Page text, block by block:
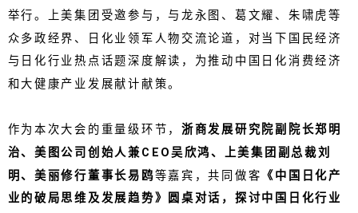
举行。上美集团受邀参与，与龙永图、葛文耀、朱啸虎等
众多政经界、日化业领军人物交流论道，对当下国民经济
与日化行业热点话题深度解读，为推动中国日化消费经济
和大健康产业发展献计献策。
作为本次大会的重量级环节， 浙商发展研究院副院长郑明
治、美图公司创始人兼CEO吴欣鸿、上美集团副总裁刘
明、美丽修行董事长易鸥等嘉宾，共同做客 《中国日化产
业的破局思维及发展趋势》 圆桌对话，探讨中国日化行业